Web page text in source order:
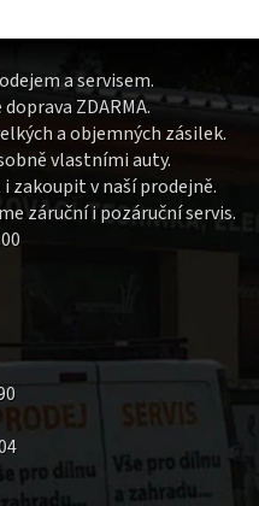
a servisem.
ZDARMA.
a objemných zásilek.
vlastními auty.
zakoupit v naší prodejně.
záruční i pozáruční servis.